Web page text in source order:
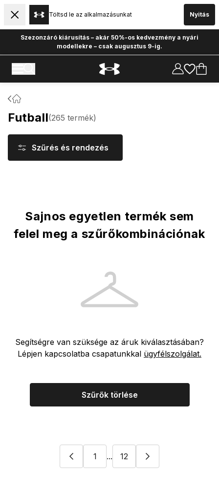
Töltsd le az alkalmazásunkat Nyitás
Szezonzáró kiárusítás – akár 50%-os kedvezmény a nyári
modellekre – csak augusztus 9-ig.
Futball(265 termék)
Szűrés és rendezés
Sajnos egyetlen termék sem
felel meg a szűrőkombinációnak
Segítségre van szüksége az áruk kiválasztásában?
Lépjen kapcsolatba csapatunkkal ügyfélszolgálat.
Szűrők törlése
1 ... 12